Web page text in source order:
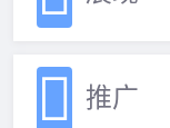
推广